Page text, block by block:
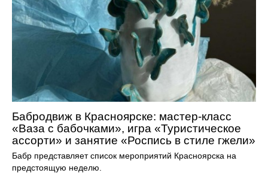
Бабродвиж в Красноярске: мастер-класс
«Ваза с бабочками», игра «Туристическое
ассорти» и занятие «Роспись в стиле гжели»
Бабр представляет список мероприятий Красноярска на
предстоящую неделю.